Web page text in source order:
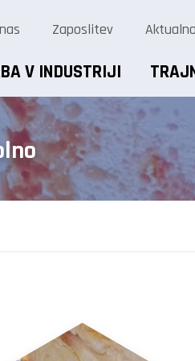
Zaposlitev Aktualno
V INDUSTRIJI